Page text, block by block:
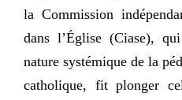
la Commission
dans l’Église (Ciase),
nature systémique de la
catholique, fit plonger